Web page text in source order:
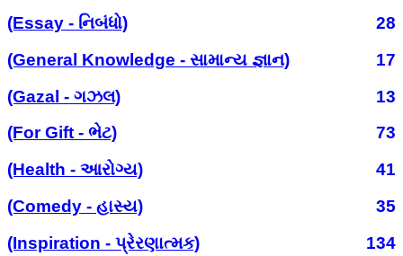
(Essay - નિબંધો)
28
(General Knowledge - સામાન્ય જ્ઞાન)
17
(Gazal - ગઝલ)
13
(For Gift - ભેટ)
73
(Health - આરોગ્ય)
41
(Comedy - હાસ્ય)
35
(Inspiration - પ્રેરણાત્મક)
134